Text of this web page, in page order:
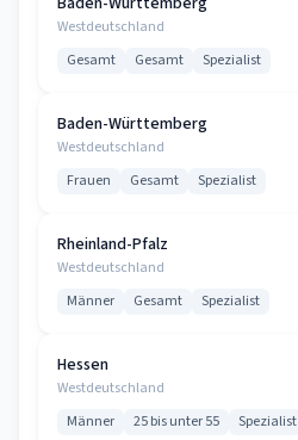
Westdeutschland
Gesamt Gesamt Spezialist
Baden-Württemberg
Westdeutschland
Frauen Gesamt Spezialist
Rheinland-Pfalz
Westdeutschland
Männer Gesamt Spezialist
Hessen
Westdeutschland
Männer 25 bis unter 55 Spezialist